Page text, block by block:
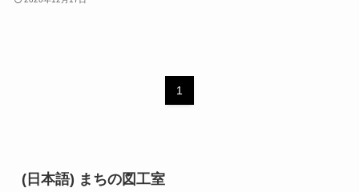
1
(日本語) まちの図工室